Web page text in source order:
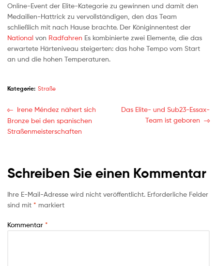
Online-Event der Elite-Kategorie zu gewinnen und damit den
Medaillen-Hattrick zu vervollständigen, den das Team
schließlich mit nach Hause brachte. Der Königinnentest der
National von Radfahren Es kombinierte zwei Elemente, die das
erwartete Härteniveau steigerten: das hohe Tempo vom Start
an und die hohen Temperaturen.
Kategorie: Straße
Irene Méndez nähert sich
Bronze bei den spanischen
Straßenmeisterschaften
Das Elite- und Sub23-Essax-
Team ist geboren
Schreiben Sie einen Kommentar
Ihre E-Mail-Adresse wird nicht veröffentlicht. Erforderliche Felder
sind mit * markiert
Kommentar *